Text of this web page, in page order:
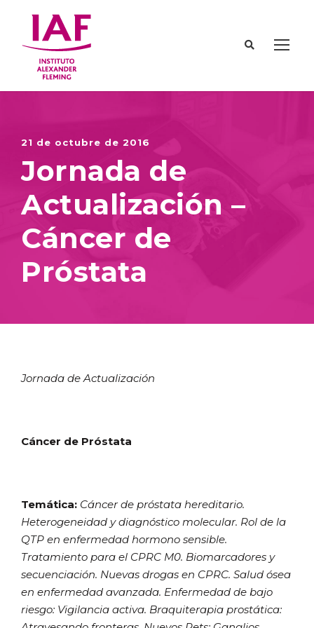
21 de octubre de 2016
Jornada de
Actualización –
Cáncer de
Próstata
Jornada de Actualización
Cáncer de Próstata
Temática: Cáncer de próstata hereditario.
Heterogeneidad y diagnóstico molecular. Rol de la
QTP en enfermedad hormono sensible.
Tratamiento para el CPRC M0. Biomarcadores y
secuenciación. Nuevas drogas en CPRC. Salud ósea
en enfermedad avanzada. Enfermedad de bajo
riesgo: Vigilancia activa. Braquiterapia prostática: